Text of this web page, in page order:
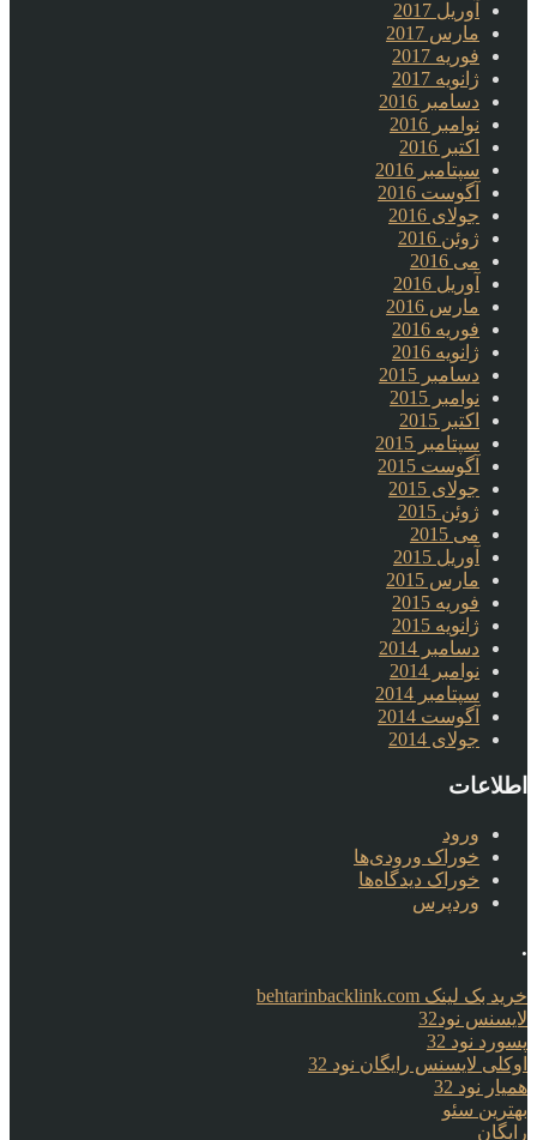
آوریل 2017
مارس 2017
فوریه 2017
ژانویه 2017
دسامبر 2016
نوامبر 2016
اکتبر 2016
سپتامبر 2016
آگوست 2016
جولای 2016
ژوئن 2016
می 2016
آوریل 2016
مارس 2016
فوریه 2016
ژانویه 2016
دسامبر 2015
نوامبر 2015
اکتبر 2015
سپتامبر 2015
آگوست 2015
جولای 2015
ژوئن 2015
می 2015
آوریل 2015
مارس 2015
فوریه 2015
ژانویه 2015
دسامبر 2014
نوامبر 2014
سپتامبر 2014
آگوست 2014
جولای 2014
اطلاعات
ورود
خوراک ورودی‌ها
خوراک دیدگاه‌ها
وردپرس
.
خرید بک لینک behtarinbacklink.com
لایسنس نود32
پسورد نود 32
اوکلی لایسنس رایگان نود 32
همیار نود 32
بهترین سئو
رایگان